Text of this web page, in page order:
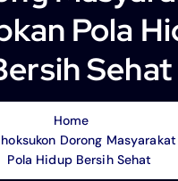
Pola
Sehat
Home
Dorong
Pola Hidup Bersih Sehat